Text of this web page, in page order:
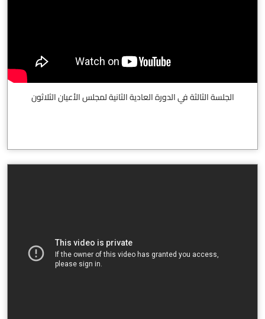
الجلسة الثالثة في الدورة العادية الثانية لمجلس الأعيان الثلاثون